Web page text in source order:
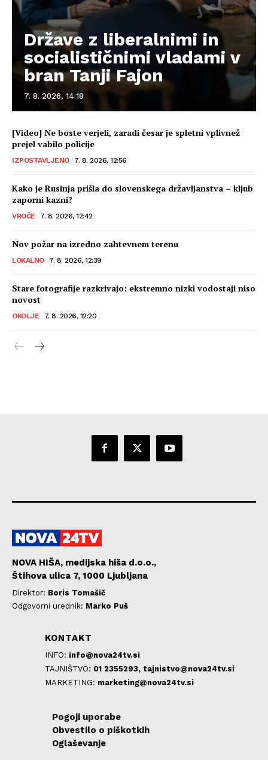
Države z liberalnimi in
socialističnimi vladami v
bran Tanji Fajon
7. 8. 2026, 14:18
[Video] Ne boste verjeli, zaradi česar je spletni vplivnež
prejel vabilo policije
IZPOSTAVLJENO 7. 8. 2026, 12:56
Kako je Rusinja prišla do slovenskega državljanstva – kljub
zaporni kazni?
VROČE 7. 8. 2026, 12:42
Nov požar na izredno zahtevnem terenu
LOKALNO 7. 8. 2026, 12:39
Stare fotografije razkrivajo: ekstremno nizki vodostaji niso
novost
OKOLJE 7. 8. 2026, 12:20
NOVA HIŠA, medijska hiša d.o.o.,
Štihova ulica 7, 1000 Ljubljana
Direktor: Boris Tomašič
Odgovorni urednik: Marko Puš
KONTAKT
INFO: info@nova24tv.si
TAJNIŠTVO: 01 2355293, tajnistvo@nova24tv.si
MARKETING: marketing@nova24tv.si
Pogoji uporabe
Obvestilo o piškotkih
Oglaševanje